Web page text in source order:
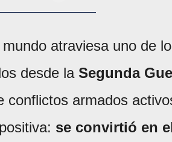
atraviesa uno de
desde la Segunda
conflictos armados
se convirtió en